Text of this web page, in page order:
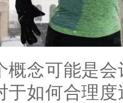
概念可能是
于如何合理